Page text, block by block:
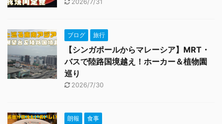
ブログ 旅行
【シンガポールからマレーシア】MRT・
バスで陸路国境越え！ホーカー＆植物園
巡り
2026/7/30
朗報 食事